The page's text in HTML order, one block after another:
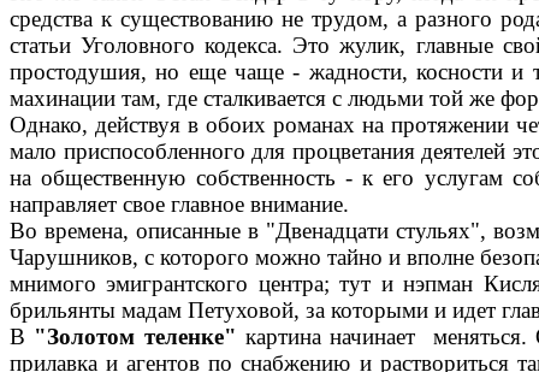
средства к существованию не трудом, а разного
статьи Уголовного кодекса. Это жулик, главные
простодушия, но еще чаще - жадности, косности и
махинации там, где сталкивается с людьми той же
Однако, действуя в обоих романах на протяжении
мало приспособленного для процветания деятелей
на общественную собственность - к его услугам
направляет свое главное внимание.
Во времена, описанные в "Двенадцати стульях",
Чарушников, с которого можно тайно и вполне
мнимого эмигрантского центра; тут и нэпман
брильянты мадам Петуховой, за которыми и идет
В "Золотом теленке" картина начинает
прилавка и агентов по снабжению и